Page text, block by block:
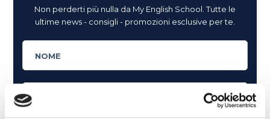
Non perderti più nulla da My English School. Tutte le
ultime news - consigli - promozioni esclusive per te.